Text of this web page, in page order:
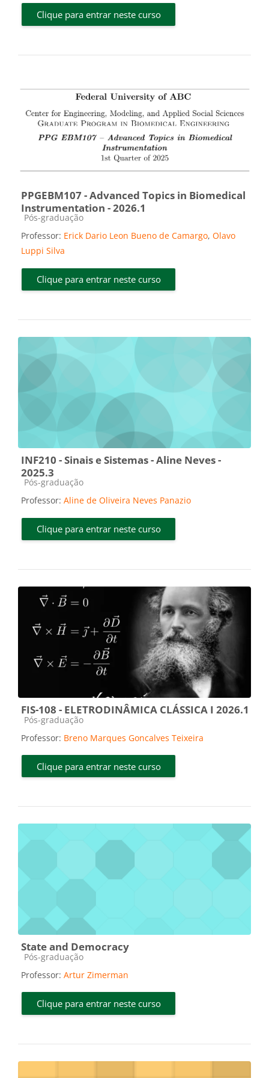
Clique para entrar neste curso
PPGEBM107 - Advanced Topics in Biomedical
Instrumentation - 2026.1
Categoria do curso
Pós-graduação
Professor: Erick Dario Leon Bueno de Camargo, Olavo
Luppi Silva
Clique para entrar neste curso
INF210 - Sinais e Sistemas - Aline Neves -
2025.3
Categoria do curso
Pós-graduação
Professor: Aline de Oliveira Neves Panazio
Clique para entrar neste curso
FIS-108 - ELETRODINÂMICA CLÁSSICA I 2026.1
Categoria do curso
Pós-graduação
Professor: Breno Marques Goncalves Teixeira
Clique para entrar neste curso
State and Democracy
Categoria do curso
Pós-graduação
Professor: Artur Zimerman
Clique para entrar neste curso